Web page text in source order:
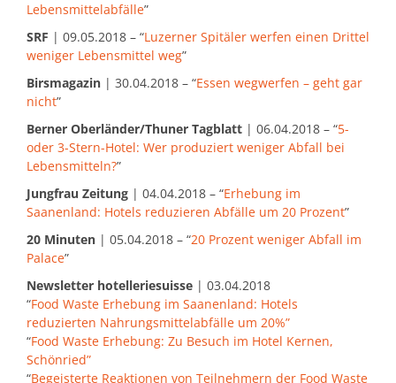
Lebensmittelabfälle”
SRF | 09.05.2018 – “Luzerner Spitäler werfen einen Drittel
weniger Lebensmittel weg”
Birsmagazin | 30.04.2018 – “Essen wegwerfen – geht gar
nicht”
Berner Oberländer/Thuner Tagblatt | 06.04.2018 – “5-
oder 3-Stern-Hotel: Wer produziert weniger Abfall bei
Lebensmitteln?”
Jungfrau Zeitung | 04.04.2018 – “Erhebung im
Saanenland: Hotels reduzieren Abfälle um 20 Prozent”
20 Minuten | 05.04.2018 – “20 Prozent weniger Abfall im
Palace”
Newsletter hotelleriesuisse | 03.04.2018
“Food Waste Erhebung im Saanenland: Hotels
reduzierten Nahrungsmittelabfälle um 20%”
“Food Waste Erhebung: Zu Besuch im Hotel Kernen,
Schönried”
“Begeisterte Reaktionen von Teilnehmern der Food Waste